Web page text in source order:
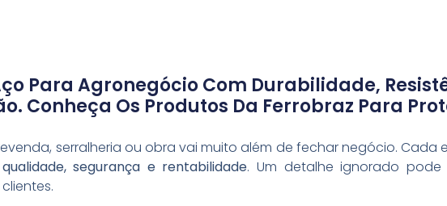
Para Agronegócio Com Durabilidade,
Conheça Os Produtos Da Ferrobraz Para
serralheria ou obra vai muito além de fechar negócio.
qualidade, segurança e rentabilidade. Um detalhe ignorado